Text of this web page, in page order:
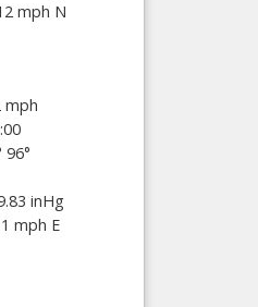
mph N
mph
96°
inHg
mph E